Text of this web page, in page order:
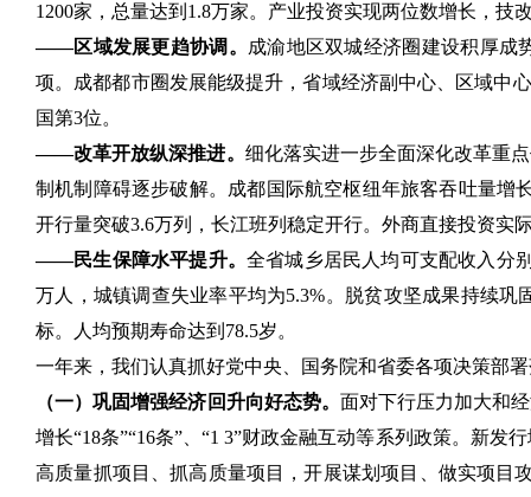
1200家，总量达到1.8万家。产业投资实现两位数增长，技
——区域发展更趋协调。
成渝地区双城经济圈建设积厚成
项。成都都市圈发展能级提升，省域经济副中心、区域中
国第3位。
——改革开放纵深推进。 细化落实进一步全面深化改革重
制机制障碍逐步破解。成都国际航空枢纽年旅客吞吐量增
开行量突破3.6万列，长江班列稳定开行。外商直接投资实
——民生保障水平提升。 全省城乡居民人均可支配收入分
万人，城镇调查失业率平均为5.3%。脱贫攻坚成果持续
标。人均预期寿命达到78.5岁。
一年来，我们认真抓好党中央、国务院和省委各项决策部
（一）巩固增强经济回升向好态势。 面对下行压力加大和
增长“18条”“16条”、“1 3”财政金融互动等系列政策。新发
高质量抓项目、抓高质量项目，开展谋划项目、做实项目